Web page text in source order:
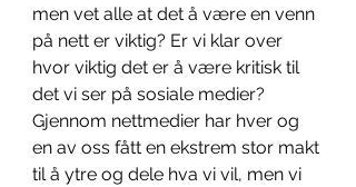
men vet alle at det å være en venn
på nett er viktig? Er vi klar over
hvor viktig det er å være kritisk til
det vi ser på sosiale medier?
Gjennom nettmedier har hver og
en av oss fått en ekstrem stor makt
til å ytre og dele hva vi vil, men vi